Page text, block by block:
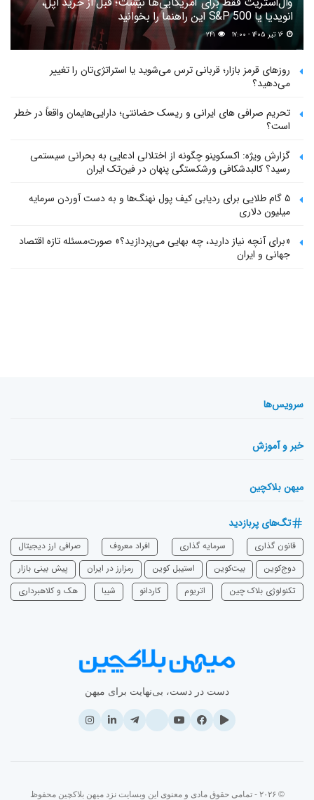
انویدیا یا S&P 500 این راهنما را بخوانید
۲۴۱
روزهای قرمز بازار؛ قربانی ترس می‌شوید یا استراتژی‌تان را تغییر
می‌دهید؟
تحریم صرافی های ایرانی و ریسک حضانتی؛ دارایی‌هایمان واقعاً در خطر
است؟
گزارش ویژه: اکسکوینو چگونه از اختلالی ادعایی به بحرانی سیستمی
رسید؟ کالبدشکافی ورشکستگی پنهان در فین‌تک ایران
۵ گام طلایی برای ردیابی کیف پول‌ نهنگ‌ها و به دست آوردن سرمایه
میلیون دلاری
«برای آنچه نیاز دارید، چه بهایی می‌پردازید؟» صورت‌مسئله تازه اقتصاد
جهانی و ایران
سرویس‌ها
خبر و آموزش
میهن بلاکچین
تگ‌های پربازدید
قانون گذاری سرمایه‌ گذاری افراد معروف
صرافی ارز دیجیتال
دوج‌کوین
بیت‌کوین استیبل کوین رمزارز در ایران
پیش بینی بازار
تکنولوژی بلاک چین
اتریوم ‌کاردانو شیبا هک و کلاهبرداری
دست در دست، بی‌نهایت برای میهن
© ۲۰۲۶ - تمامی حقوق مادی و معنوی این وبسایت نزد میهن بلاکچین محفوظ